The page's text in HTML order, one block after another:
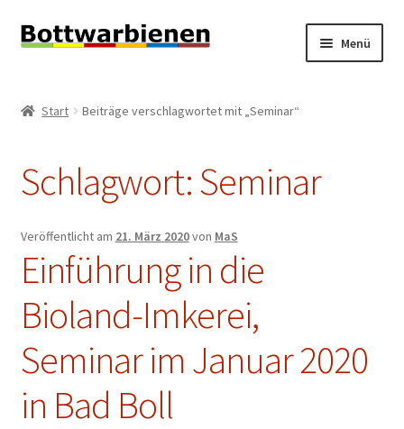
Zur
Zum
Menü
INFORMATIONEN
KONTAKT
IMPRESSUM
Start Beiträge verschlagwortet mit „Seminar“
Schlagwort:Seminar
Veröffentlicht am 21. März 2020von MaS
Einführung in die
Bioland-Imkerei,
Seminar im Januar 2020
in Bad Boll